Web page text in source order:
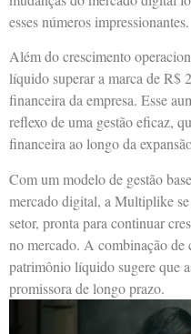
esses números impressionantes.
Além do crescimento
líquido superar a marca de R$
financeira da empresa. Esse
reflexo de uma gestão eficaz,
financeira ao longo da
Com um modelo de gestão
mercado digital, a Multiplike
setor, pronta para continuar
no mercado. A combinação de
patrimônio líquido sugere que
promissora de longo prazo.